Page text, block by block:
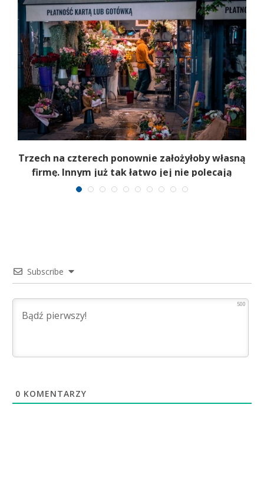
Trzech na czterech ponownie założyłoby własną
firmę. Innym już tak łatwo jej nie polecają
Subscribe
500
0 KOMENTARZY